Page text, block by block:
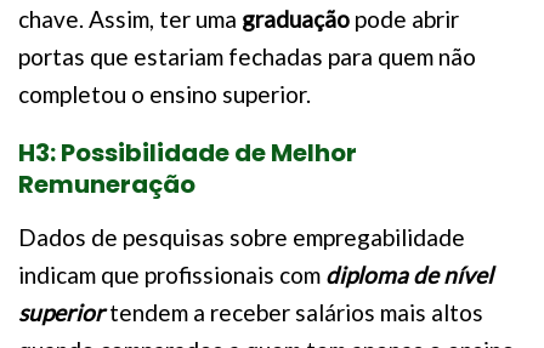
chave. Assim, ter uma graduação pode abrir
portas que estariam fechadas para quem não
completou o ensino superior.
H3: Possibilidade de Melhor
Remuneração
Dados de pesquisas sobre empregabilidade
indicam que profissionais com diploma de nível
superiortendem a receber salários mais altos